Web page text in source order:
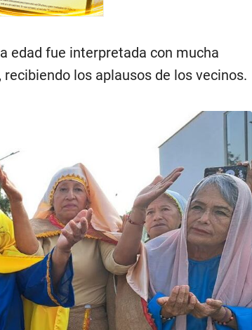
edad fue interpretada con mucha
los aplausos de los vecinos.